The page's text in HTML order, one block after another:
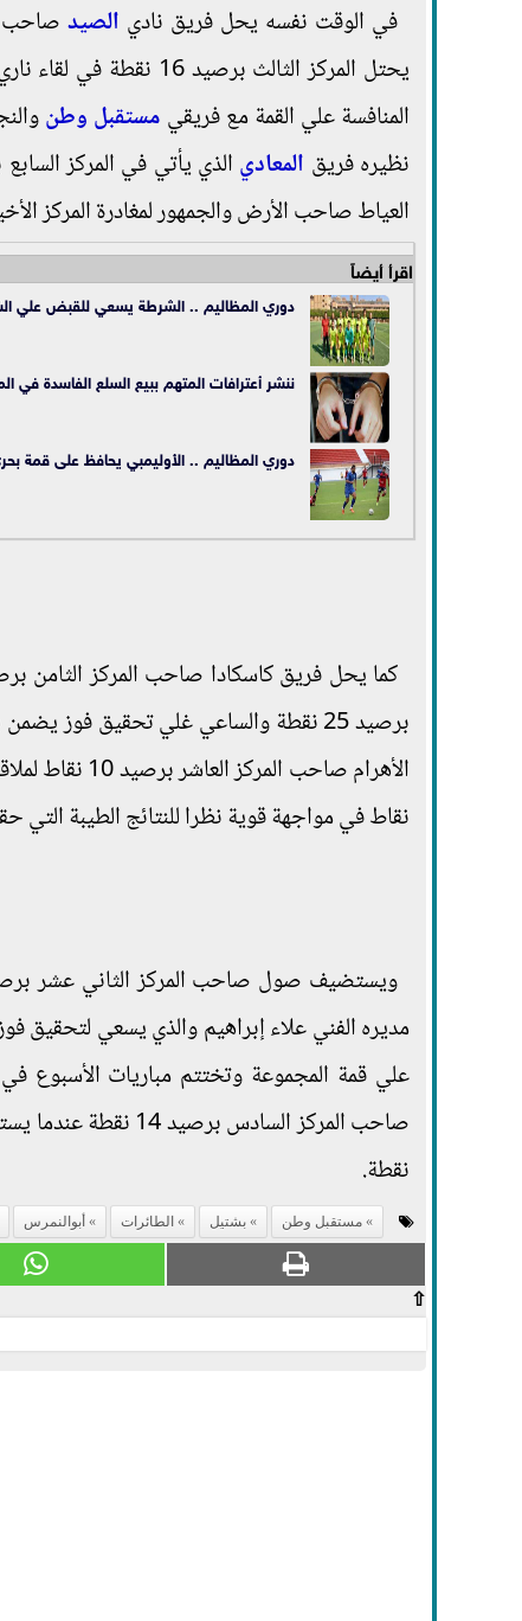
في الوقت نفسه يحل فريق نادي الصيد صاحب
المنافسة علي القمة مع فريقي مستقبل وطن
نظيره فريق المعادي
العياط صاحب الأرض والجمهور لمغادرة المركز
اقرأ أيضاً
دوري المظاليم .. الشرطة يسعي للقبض علي
ننشر أعترافات المتهم ببيع السلع الفاسدة في
دوري المظاليم .. الأوليمبي يحافظ على قمة
برصيد 25 نقطة والساعي غلي تحقيق فوز
الأهرام صاحب المركز العاشر برصيد 10 نقاط لملاقاة نظيره فريق مركز شباب
نقاط في مواجهة قوية نظرا للنتائج الطيبة التي
مديره الفني علاء إبراهيم والذي يسعي لتحقيق
علي قمة المجموعة وتختتم مباريات الأسبوع
نقطة.
مستقبل وطن بشتيل الطائرات أبوالنمرس
⇧